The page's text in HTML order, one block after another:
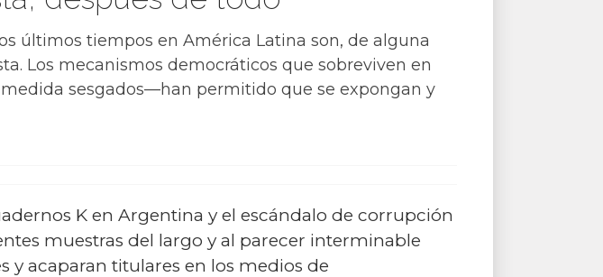
últimos tiempos en América Latina son, de alguna
Los mecanismos democráticos que sobreviven en
sesgados—han permitido que se expongan y
K en Argentina y el escándalo de corrupción
muestras del largo y al parecer interminable
y acaparan titulares en los medios de